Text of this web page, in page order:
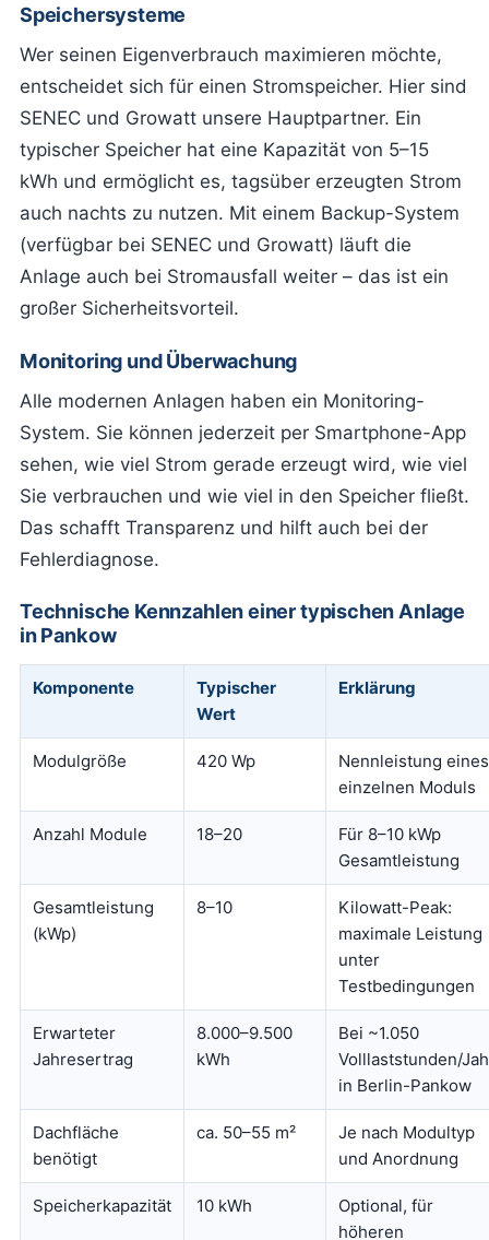
Speichersysteme
Wer seinen Eigenverbrauch maximieren möchte,
entscheidet sich für einen Stromspeicher. Hier sind
SENEC und Growatt unsere Hauptpartner. Ein
typischer Speicher hat eine Kapazität von 5–15
kWh und ermöglicht es, tagsüber erzeugten Strom
auch nachts zu nutzen. Mit einem Backup-System
(verfügbar bei SENEC und Growatt) läuft die
Anlage auch bei Stromausfall weiter – das ist ein
großer Sicherheitsvorteil.
Monitoring und Überwachung
Alle modernen Anlagen haben ein Monitoring-
System. Sie können jederzeit per Smartphone-App
sehen, wie viel Strom gerade erzeugt wird, wie viel
Sie verbrauchen und wie viel in den Speicher fließt.
Das schafft Transparenz und hilft auch bei der
Fehlerdiagnose.
Technische Kennzahlen einer typischen Anlage
in Pankow
Komponente
Typischer
Wert
Erklärung
Modulgröße 420 Wp
Nennleistung eines
einzelnen Moduls
Anzahl Module 18–20
Für 8–10 kWp
Gesamtleistung
Gesamtleistung
(kWp)
8–10
Kilowatt-Peak:
maximale Leistung
unter
Testbedingungen
Erwarteter
Jahresertrag
8.000–9.500
kWh
Bei ~1.050
Volllaststunden/
in Berlin-Pankow
Dachfläche
benötigt
ca. 50–55 m²
Je nach Modultyp
und Anordnung
Speicherkapazität 10 kWh
Optional, für
höheren